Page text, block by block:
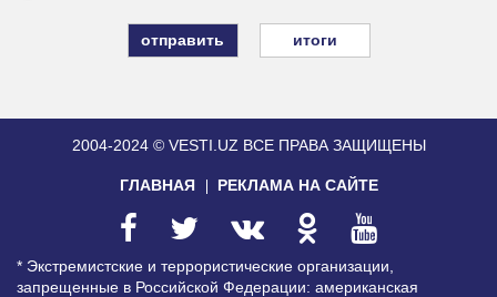
итоги
2004-2024 © VESTI.UZ ВСЕ ПРАВА ЗАЩИЩЕНЫ
ГЛАВНАЯ РЕКЛАМА НА САЙТЕ
* Экстремистские и террористические организации,
запрещенные в Российской Федерации: американская